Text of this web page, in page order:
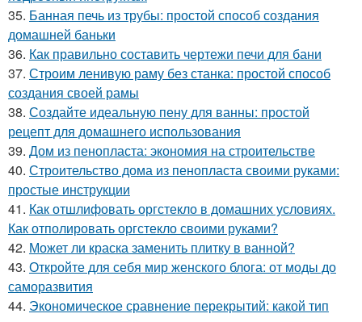
35. Банная печь из трубы: простой способ создания
домашней баньки
36. Как правильно составить чертежи печи для бани
37. Строим ленивую раму без станка: простой способ
создания своей рамы
38. Создайте идеальную пену для ванны: простой
рецепт для домашнего использования
39. Дом из пенопласта: экономия на строительстве
40. Строительство дома из пенопласта своими руками:
простые инструкции
41. Как отшлифовать оргстекло в домашних условиях.
Как отполировать оргстекло своими руками?
42. Может ли краска заменить плитку в ванной?
43. Откройте для себя мир женского блога: от моды до
саморазвития
44. Экономическое сравнение перекрытий: какой тип